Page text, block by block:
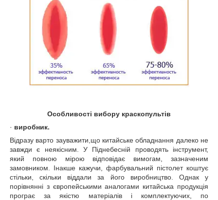
Особливості вибору краскопультів
· виробник.
Відразу варто зауважити,що китайське обладнання далеко не
завжди є неякісним. У Піднебесній проводять інструмент,
який повною мірою відповідає вимогам, зазначеним
замовником. Інакше кажучи, фарбувальний пістолет коштує
стільки, скільки віддали за його виробництво. Однак у
порівнянні з європейськими аналогами китайська продукція
програє за якістю матеріалів і комплектуючих, по